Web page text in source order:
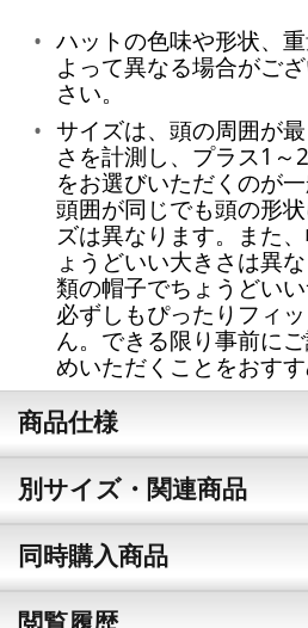
ハットの色味や形状、
よって異なる場合がご
さい。
サイズは、頭の周囲が
さを計測し、プラス1～
をお選びいただくのが一
頭囲が同じでも頭の形
ズは異なります。また
ょうどいい大きさは異
類の帽子でちょうどいい
必ずしもぴったりフィ
ん。できる限り事前に
めいただくことをおすす
商品仕様
別サイズ・関連商品
同時購入商品